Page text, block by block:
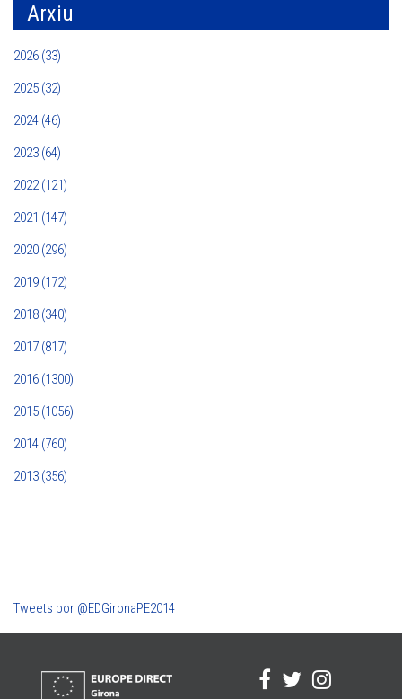
Arxiu
2026 (33)
2025 (32)
2024 (46)
2023 (64)
2022 (121)
2021 (147)
2020 (296)
2019 (172)
2018 (340)
2017 (817)
2016 (1300)
2015 (1056)
2014 (760)
2013 (356)
Tweets por @EDGironaPE2014